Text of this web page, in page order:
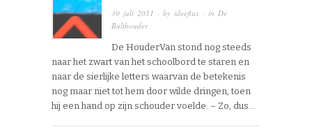
30 juli 2011 · by ideeflux · in De
Bulthouder
De HouderVan stond nog steeds
naar het zwart van het schoolbord te staren en
naar de sierlijke letters waarvan de betekenis
nog maar niet tot hem door wilde dringen, toen
hij een hand op zijn schouder voelde. – Zo, dus…